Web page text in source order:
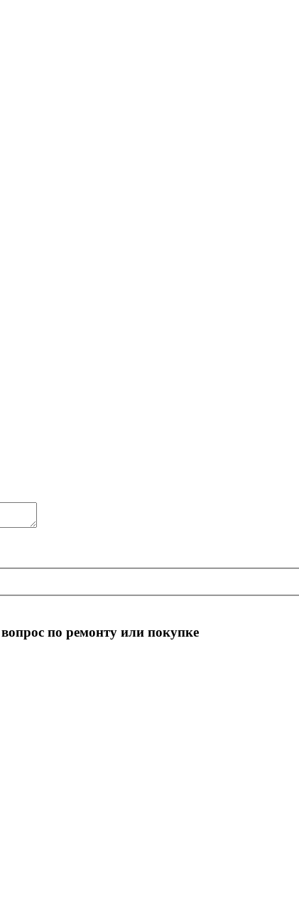
по ремонту или покупке